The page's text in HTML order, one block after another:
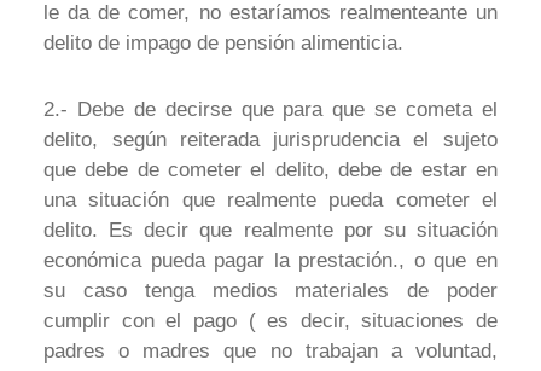
le da de comer, no estaríamos realmenteante un
delito de impago de pensión alimenticia.
2.- Debe de decirse que para que se cometa el
delito, según reiterada jurisprudencia el sujeto
que debe de cometer el delito, debe de estar en
una situación que realmente pueda cometer el
delito. Es decir que realmente por su situación
económica pueda pagar la prestación., o que en
su caso tenga medios materiales de poder
cumplir con el pago ( es decir, situaciones de
padres o madres que no trabajan a voluntad,